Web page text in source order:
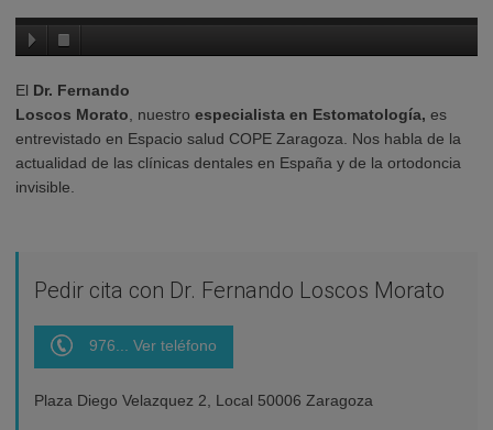
El Dr. Fernando
Loscos Morato , nuestro especialista en Estomatología, es
entrevistado en Espacio salud COPE Zaragoza. Nos habla de la
actualidad de las clínicas dentales en España y de la ortodoncia
invisible.
Pedir cita con Dr. Fernando Loscos Morato
976... Ver teléfono
Plaza Diego Velazquez 2, Local 50006 Zaragoza